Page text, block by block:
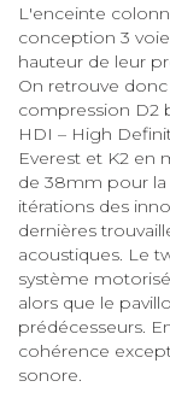
L'enceinte
conception 3
hauteur de leur
On retrouve
compression D2
HDI – High
Everest et K2 en
de 38mm pour la
itérations des
dernières
acoustiques. Le
système
alors que le
prédécesseurs.
cohérence
sonore.